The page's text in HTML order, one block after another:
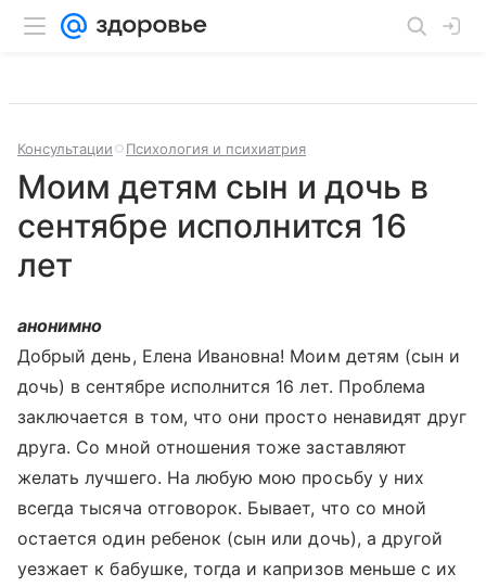
Консультации Психология и психиатрия
Моим детям сын и дочь в
сентябре исполнится 16
лет
анонимно
Добрый день, Елена Ивановна! Моим детям (сын и
дочь) в сентябре исполнится 16 лет. Проблема
заключается в том, что они просто ненавидят друг
друга. Со мной отношения тоже заставляют
желать лучшего. На любую мою просьбу у них
всегда тысяча отговорок. Бывает, что со мной
остается один ребенок (сын или дочь), а другой
уезжает к бабушке, тогда и капризов меньше с их